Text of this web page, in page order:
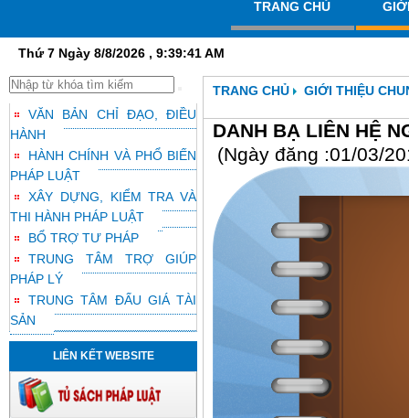
TRANG CHỦ
Thứ 7 Ngày 8/8/2026 , 9:39:43 AM
VĂN BẢN CHỈ ĐẠO, ĐIỀU
HÀNH
HÀNH CHÍNH VÀ PHỔ BIẾN
PHÁP LUẬT
XÂY DỰNG, KIỂM TRA VÀ
THI HÀNH PHÁP LUẬT
BỔ TRỢ TƯ PHÁP
TRUNG TÂM TRỢ GIÚP
PHÁP LÝ
TRUNG TÂM ĐẤU GIÁ TÀI
SẢN
LIÊN KẾT WEBSITE
TRANG CHỦ GIỚI THIỆU
DANH BẠ LIÊN HỆ
(Ngày đăng :01/03/